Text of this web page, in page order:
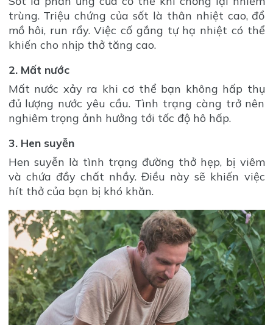
trùng. Triệu chứng của sốt là thân nhiệt cao, đổ
mồ hôi, run rẩy. Việc cố gắng tự hạ nhiệt có thể
khiến cho nhịp thở tăng cao.
2. Mất nước
Mất nước xảy ra khi cơ thể bạn không hấp thụ
đủ lượng nước yêu cầu. Tình trạng càng trở nên
nghiêm trọng ảnh hưởng tới tốc độ hô hấp.
3. Hen suyễn
Hen suyễn là tình trạng đường thở hẹp, bị viêm
và chứa đầy chất nhầy. Điều này sẽ khiến việc
hít thở của bạn bị khó khăn.